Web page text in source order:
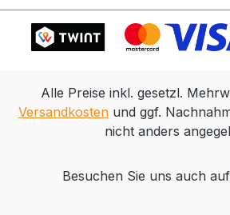
Alle Preise inkl. gesetzl.
Versandkostenund ggf.
nicht anders
Besuchen Sie uns auch auf